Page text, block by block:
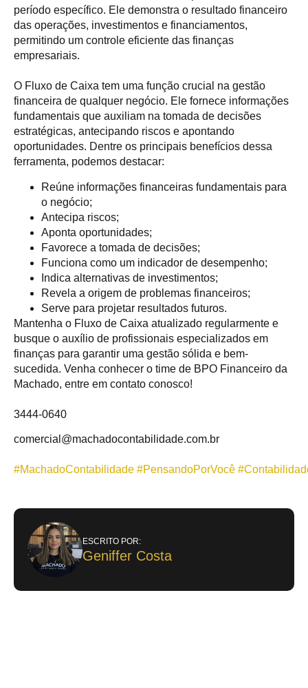
período específico. Ele demonstra o resultado financeiro
das operações, investimentos e financiamentos,
permitindo um controle eficiente das finanças
empresariais.
O Fluxo de Caixa tem uma função crucial na gestão
financeira de qualquer negócio. Ele fornece informações
fundamentais que auxiliam na tomada de decisões
estratégicas, antecipando riscos e apontando
oportunidades. Dentre os principais benefícios dessa
ferramenta, podemos destacar:
Reúne informações financeiras fundamentais para
o negócio;
Antecipa riscos;
Aponta oportunidades;
Favorece a tomada de decisões;
Funciona como um indicador de desempenho;
Indica alternativas de investimentos;
Revela a origem de problemas financeiros;
Serve para projetar resultados futuros.
Mantenha o Fluxo de Caixa atualizado regularmente e
busque o auxílio de profissionais especializados em
finanças para garantir uma gestão sólida e bem-
sucedida. Venha conhecer o time de BPO Financeiro da
Machado, entre em contato conosco!
3444-0640
comercial@machadocontabilidade.com.br
#MachadoContabilidade #PensandoPorVocê
ESCRITO POR:
Geniffer Costa